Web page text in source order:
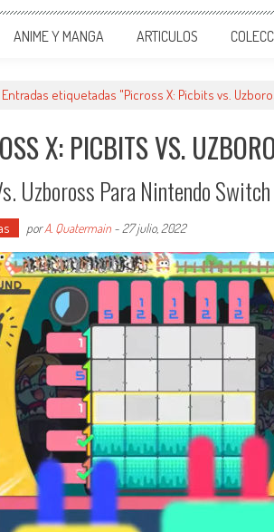
ANIME Y MANGA ARTICULOS
Entradas etiquetadas "Picross X: Picbits vs.
X: PICBITS VS.
Uzboross Para Nintendo
porA. Quatermain - 27 julio, 2022